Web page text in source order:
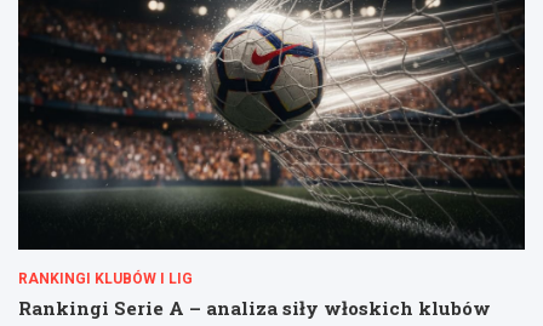
RANKINGI KLUBÓW I LIG
Rankingi Serie A – analiza siły włoskich klubów